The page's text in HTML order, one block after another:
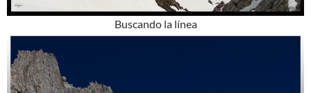
Buscando la línea